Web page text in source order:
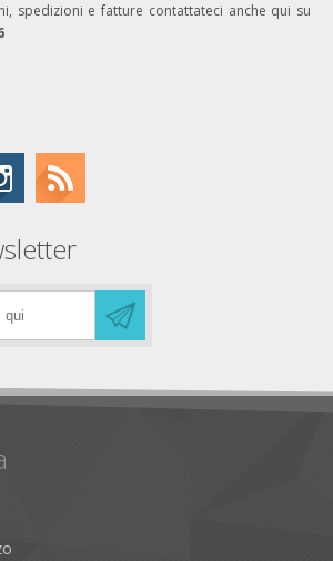
spedizioni e fatture contattateci anche qui su